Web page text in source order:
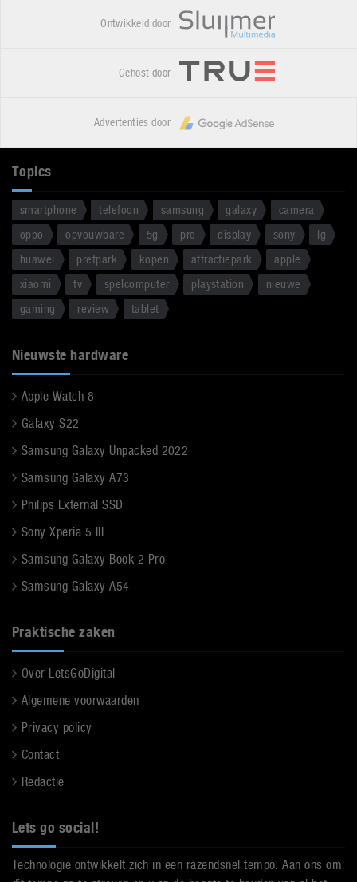
Ontwikkeld door
Gehost door
Advertenties door
Topics
smartphone telefoon samsung galaxy
camera
oppo
opvouwbare 5g pro display sony
lg
huawei
pretpark kopen attractiepark
apple
xiaomi
tv spelcomputer playstation
nieuwe
gaming
review tablet
Nieuwste hardware
Apple Watch 8
Galaxy S22
Samsung Galaxy Unpacked 2022
Samsung Galaxy A73
Philips External SSD
Sony Xperia 5 III
Samsung Galaxy Book 2 Pro
Samsung Galaxy A54
Praktische zaken
Over LetsGoDigital
Algemene voorwaarden
Privacy policy
Contact
Redactie
Lets go social!
Technologie ontwikkelt zich in een razendsnel tempo. Aan ons om